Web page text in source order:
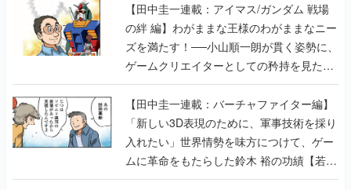
【田中圭一連載：アイマス/ガンダム 戦場
の絆 編】わがままな王様のわがままなニー
ズを満たす！──小山順一朗が貫く姿勢に、
ゲームクリエイターとしての矜持を見た
【若ゲのいたり最終回】
【田中圭一連載：バーチャファイター編】
「新しい3D表現のために、軍事技術を採り
入れたい」世界情勢を味方につけて、ゲー
ムに革命をもたらした鈴木 裕の功績【若ゲ
のいたり】